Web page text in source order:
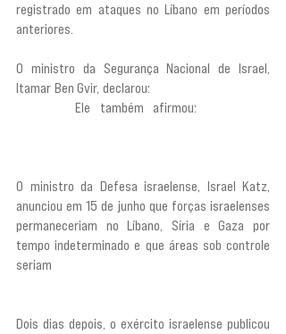
registrado em ataques no Líbano em períodos
anteriores.
O ministro da Segurança Nacional de Israel,
Itamar Ben Gvir, declarou:
Ele também afirmou:
O ministro da Defesa israelense, Israel Katz,
anunciou em 15 de junho que forças israelenses
permaneceriam no Líbano, Síria e Gaza por
tempo indeterminado e que áreas sob controle
seriam
Dois dias depois, o exército israelense publicou